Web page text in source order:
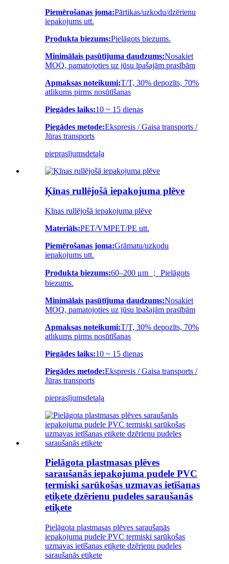
Piemērošanas joma:Pārtikas/uzkodu/dzērienu
iepakojums utt.
Produkta biezums:Pielāgots biezums.
Minimālais pasūtījuma daudzums:Nosakiet
MOQ, pamatojoties uz jūsu īpašajām prasībām
Apmaksas noteikumi:T/T, 30% depozīts, 70%
atlikums pirms nosūtīšanas
Piegādes laiks:10 ~ 15 dienas
Piegādes metode:Ekspresis / Gaisa transports /
Jūras transports
pieprasījumsdetaļa
Ķīnas rullējošā iepakojuma plēve
Ķīnas rullējošā iepakojuma plēve
Materiāls:PET/VMPET/PE utt.
Piemērošanas joma:Grāmatu/uzkodu
iepakojums utt.
Produkta biezums:60–200 μm ； Pielāgots
biezums.
Minimālais pasūtījuma daudzums:Nosakiet
MOQ, pamatojoties uz jūsu īpašajām prasībām
Apmaksas noteikumi:T/T, 30% depozīts, 70%
atlikums pirms nosūtīšanas
Piegādes laiks:10 ~ 15 dienas
Piegādes metode:Ekspresis / Gaisa transports /
Jūras transports
pieprasījumsdetaļa
Pielāgota plastmasas plēves
saraušanās iepakojuma pudele PVC
termiski sarūkošas uzmavas ietīšanas
etiķete dzērienu pudeles saraušanās
etiķete
Pielāgota plastmasas plēves saraušanās
iepakojuma pudele PVC termiski sarūkošas
uzmavas ietīšanas etiķete dzērienu pudeles
saraušanās etiķete